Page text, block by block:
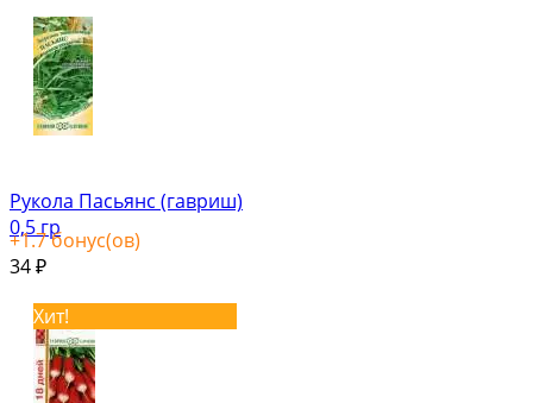
Рукола Пасьянс (гавриш)
0,5 гр
+1.7бонус(ов)
34 ₽
Хит!